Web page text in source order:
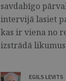
savdabīgo
intervijā lasiet
kas ir viena no
izstrādā likumus
EGILS LEVITS